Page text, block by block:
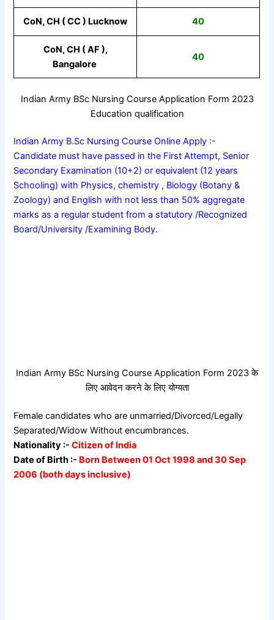
CoN, CH ( CC ) Lucknow 40
CoN, CH ( AF ),
Bangalore
40
Indian Army BSc Nursing Course Application Form 2023
Education qualification
Indian Army B.Sc Nursing Course Online Apply :-
Candidate must have passed in the First Attempt, Senior
Secondary Examination (10+2) or equivalent (12 years
Schooling) with Physics, chemistry , Biology (Botany &
Zoology) and English with not less than 50% aggregate
marks as a regular student from a statutory /Recognized
Board/University /Examining Body.
Indian Army BSc Nursing Course Application Form 2023 के
लिए आवेदन करने के लिए योग्यता
Female candidates who are unmarried/Divorced/Legally
Separated/Widow Without encumbrances.
Nationality :-Citizen of India
Date of Birth :- Born Between 01 Oct 1998 and 30 Sep
2006 (both days inclusive)